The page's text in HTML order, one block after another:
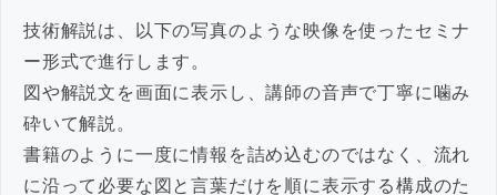
技術解説は、以下の写真のような映像を使ったセミナ
ー形式で進行します。
図や解説文を画面に表示し、講師の音声で丁寧に噛み
砕いて解説。
書籍のように一度に情報を詰め込むのではなく、流れ
に沿って必要な図と言葉だけを順に表示する構成のた